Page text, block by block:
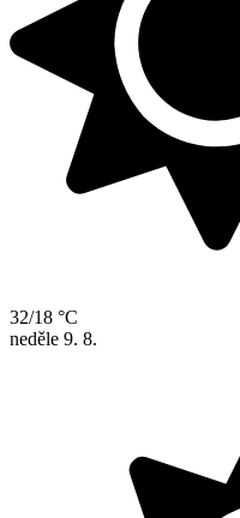
32/18 °C
neděle 9. 8.